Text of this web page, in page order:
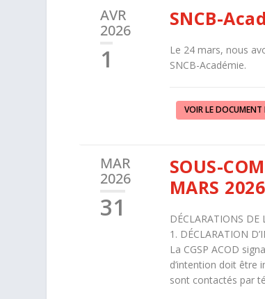
AVR
2026
1
SNCB-
Le 24 mars, nous
SNCB-Académie.
VOIR LE DOCUMENT
MAR
2026
31
SOUS-
MARS 2026
DÉCLARATIONS DE
1. DÉCLARATION
La CGSP ACOD
d’intention doit être
sont contactés par